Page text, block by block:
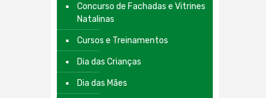
Concurso de Fachadas e Vitrines
Natalinas
Cursos e Treinamentos
Dia das Crianças
Dia das Mães